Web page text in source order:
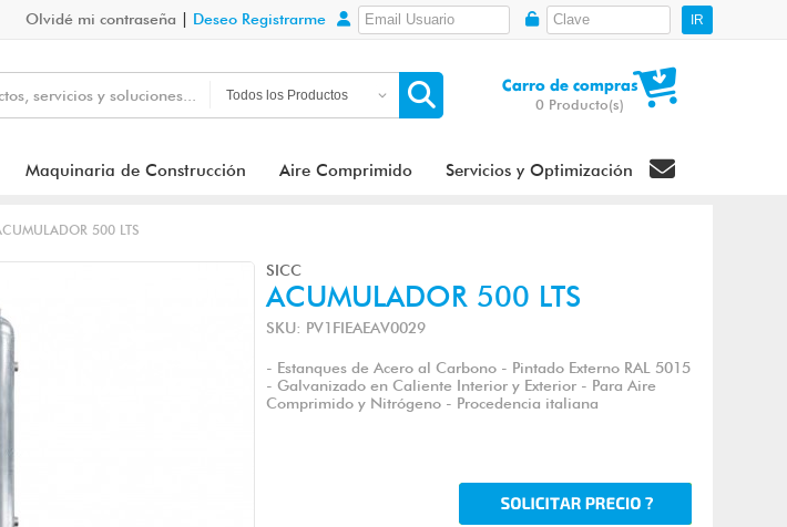
Olvidé mi contraseña Deseo Registrarme IR
Maquinaria de Construcción Aire Comprimido Servicios y Optimización
Carro de compras
0 Producto(s)
500 LTS
SICC
ACUMULADOR 500 LTS
SKU: PV1FIEAEAV0029
- Estanques de Acero al Carbono - Pintado Externo RAL 5015
- Galvanizado en Caliente Interior y Exterior - Para Aire
Comprimido y Nitrógeno - Procedencia italiana